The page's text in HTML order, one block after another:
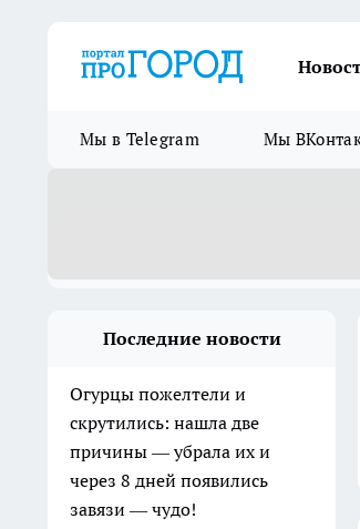
Мы в Telegram Мы
Последние новости
Огурцы пожелтели и
скрутились: нашла две
причины — убрала их и
через 8 дней появились
завязи — чудо!